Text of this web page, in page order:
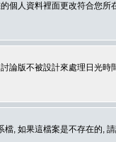
人資料裡面更改符合您
版不被設計來處理日光
, 如果這檔案是不存在的,